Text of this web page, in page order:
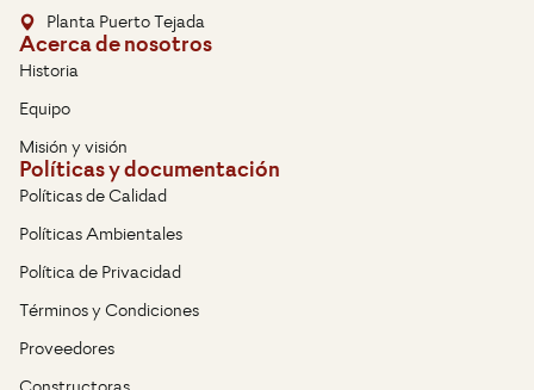
Planta Puerto Tejada
Acerca de nosotros
Historia
Equipo
Misión y visión
Políticas y documentación
Políticas de Calidad
Políticas Ambientales
Política de Privacidad
Términos y Condiciones
Proveedores